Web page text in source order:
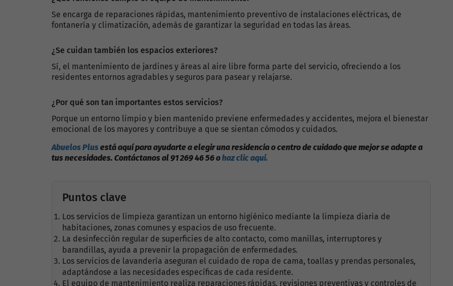
Se encarga de reparaciones rápidas, mantenimiento preventivo de instalaciones eléctricas, de
fontanería y climatización, además de garantizar la seguridad en todas las áreas.
¿Se cuidan también los espacios exteriores?
Sí, el mantenimiento de jardines y áreas al aire libre forma parte del servicio, ofreciendo a los
residentes entornos agradables y seguros para pasear y relajarse.
¿Por qué son tan importantes estos servicios?
Porque un entorno limpio y bien mantenido previene enfermedades y accidentes, mejora el bienestar
emocional de los mayores y contribuye a que se sientan cómodos y cuidados.
Abuelos Plus está aquí para ayudarte a elegir una residencia o centro de cuidado que mejor se adapte a
tus necesidades. Contáctanos al 91 269 46 56 ohaz clic aquí.
Puntos clave
Los servicios de limpieza garantizan un entorno higiénico mediante la limpieza diaria de
habitaciones, zonas comunes y espacios de uso frecuente.
La desinfección regular de superficies de alto contacto, como manillas, interruptores y
barandillas, ayuda a prevenir la propagación de enfermedades.
Los servicios de lavandería aseguran el cuidado de ropa de cama, toallas y prendas personales,
adaptándose a las necesidades específicas de cada residente.
El equipo de mantenimiento realiza reparaciones rápidas, revisiones preventivas y controles de